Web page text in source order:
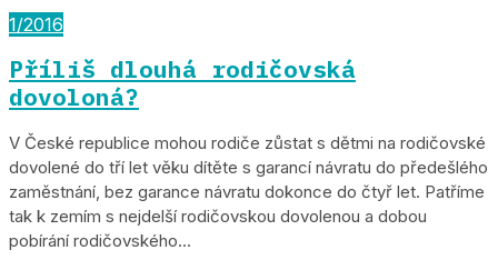
1/2016
Příliš dlouhá rodičovská
dovoloná?
V České republice mohou rodiče zůstat s dětmi na rodičovské
dovolené do tří let věku dítěte s garancí návratu do předešlého
zaměstnání, bez garance návratu dokonce do čtyř let. Patříme
tak k zemím s nejdelší rodičovskou dovolenou a dobou
pobírání rodičovského...